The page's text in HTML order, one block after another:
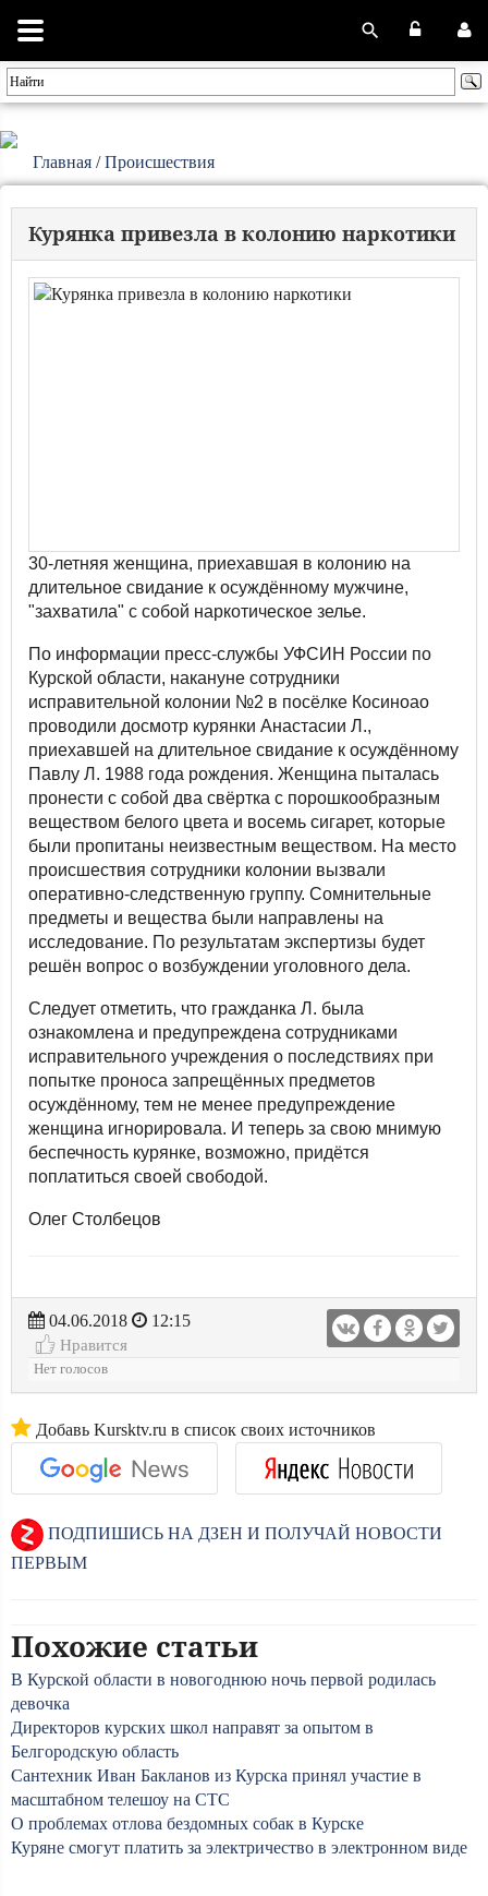
Главная /Происшествия
Курянка привезла в колонию наркотики
30-летняя женщина, приехавшая в колонию на
длительное свидание к осуждённому мужчине,
"захватила" с собой наркотическое зелье.
По информации пресс-службы УФСИН России по
Курской области, накануне сотрудники
исправительной колонии №2 в посёлке Косиноао
проводили досмотр курянки Анастасии Л.,
приехавшей на длительное свидание к осуждённому
Павлу Л. 1988 года рождения. Женщина пыталась
пронести с собой два свёртка с порошкообразным
веществом белого цвета и восемь сигарет, которые
были пропитаны неизвестным веществом. На место
происшествия сотрудники колонии вызвали
оперативно-следственную группу. Сомнительные
предметы и вещества были направлены на
исследование. По результатам экспертизы будет
решён вопрос о возбуждении уголовного дела.
Следует отметить, что гражданка Л. была
ознакомлена и предупреждена сотрудниками
исправительного учреждения о последствиях при
попытке проноса запрещённых предметов
осуждённому, тем не менее предупреждение
женщина игнорировала. И теперь за свою мнимую
беспечность курянке, возможно, придётся
поплатиться своей свободой.
Олег Столбецов
04.06.2018
12:15
Нравится
Нет голосов
Добавь Kursktv.ru в список своих источников
ПОДПИШИСЬ НА ДЗЕН И ПОЛУЧАЙ НОВОСТИ
ПЕРВЫМ
Похожие статьи
В Курской области в новогоднюю ночь первой родилась
девочка
Директоров курских школ направят за опытом в
Белгородскую область
Сантехник Иван Бакланов из Курска принял участие в
масштабном телешоу на СТС
О проблемах отлова бездомных собак в Курске
Куряне смогут платить за электричество в электронном виде